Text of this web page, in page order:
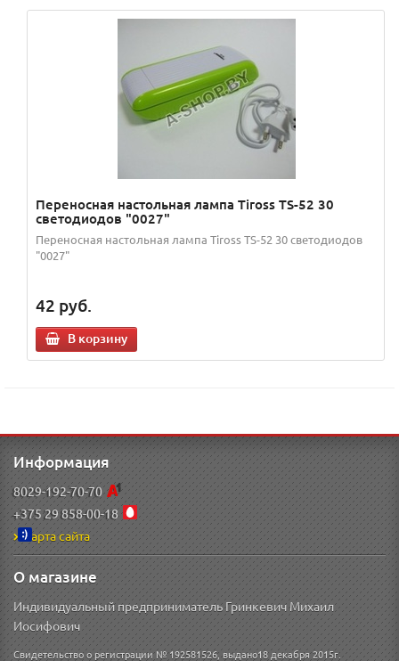
Переносная настольная лампа Tiross TS-52 30
светодиодов "0027"
Переносная настольная лампа Tiross TS-52 30 светодиодов
"0027"
42 руб.
В корзину
Информация
8029-192-70-70
+375 29 858-00-18
Карта сайта
О магазине
Индивидуальный предприниматель Гринкевич Михаил
Иосифович
Свидетельство о регистрации № 192581526, выдано18 декабря 2015г.